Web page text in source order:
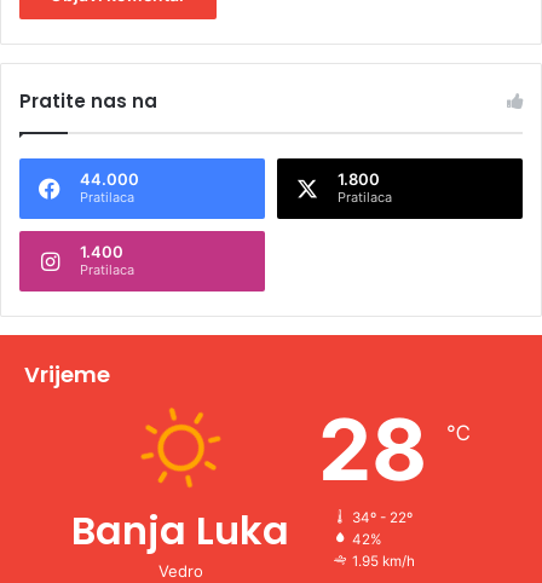
t
n
t
v
Pratite nas na
44.000
Pratilaca
1.800
Pratilaca
1.400
Pratilaca
Vrijeme
Banja Luka
Vedro
28 ℃
34º - 22º
42%
1.95 km/h